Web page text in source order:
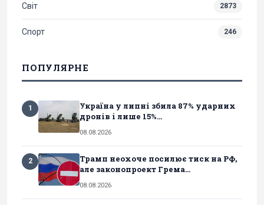
Світ 2873
Спорт 246
ПОПУЛЯРНЕ
1
Україна у липні збила 87% ударних
дронів і лише 15%...
08.08.2026
2
Трамп неохоче посилює тиск на РФ,
але законопроект Грема...
08.08.2026